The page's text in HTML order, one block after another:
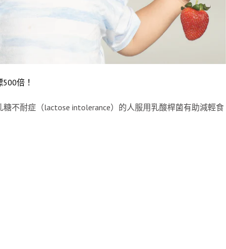
倍！
不耐症（lactose intolerance）的人服用乳酸桿菌有助減輕食